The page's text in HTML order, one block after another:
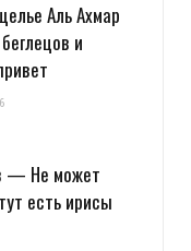
Аль Ахмар
и
— Не может
есть ирисы